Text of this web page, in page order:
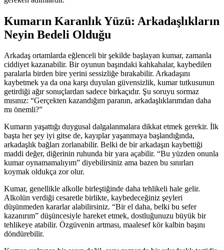
Kumarın Karanlık Yüzü: Arkadaşlıkların
Neyin Bedeli Olduğu
Arkadaş ortamlarda eğlenceli bir şekilde başlayan kumar, zamanla
ciddiyet kazanabilir. Bir oyunun başındaki kahkahalar, kaybedilen
paralarla birden bire yerini sessizliğe bırakabilir. Arkadaşını
kaybetmek ya da ona karşı duyulan güvensizlik, kumar tutkusunun
getirdiği ağır sonuçlardan sadece birkaçıdır. Şu soruyu sormaz
mısınız: “Gerçekten kazandığım paranın, arkadaşlıklarımdan daha
mı önemli?”
Kumarın yaşattığı duygusal dalgalanmalara dikkat etmek gerekir. İlk
başta her şey iyi gitse de, kayıplar yaşanmaya başlandığında,
arkadaşlık bağları zorlanabilir. Belki de bir arkadaşın kaybettiği
maddi değer, diğerinin ruhunda bir yara açabilir. “Bu yüzden onunla
kumar oynamamalıyım” diyebilirsiniz ama bazen bu sınırları
koymak oldukça zor olur.
Kumar, genellikle alkolle birleştiğinde daha tehlikeli hale gelir.
Alkolün verdiği cesaretle birlikte, kaybedeceğiniz şeyleri
düşünmeden kararlar alabilirsiniz. “Bir el daha, belki bu sefer
kazanırım” düşüncesiyle hareket etmek, dostluğunuzu büyük bir
tehlikeye atabilir. Özgüvenin artması, maalesef kör kalbin başını
döndürebilir.